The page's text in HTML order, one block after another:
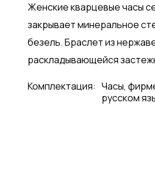
Женские кварцевые часы
закрывает минеральное
безель. Браслет из
раскладывающейся
Комплектация: Часы,
русском